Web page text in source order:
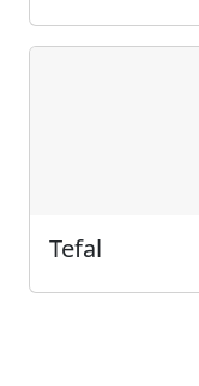
Tefal